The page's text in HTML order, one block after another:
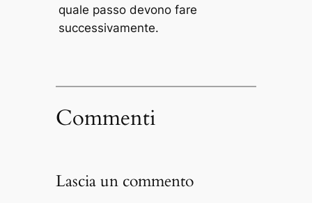
quale passo devono fare
successivamente​.
Commenti
Lascia un commento